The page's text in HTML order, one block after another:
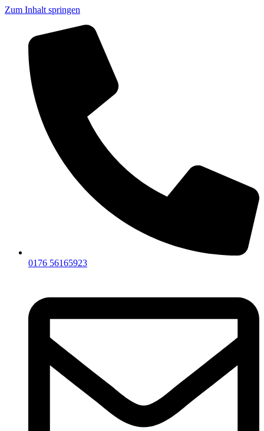
Zum Inhalt springen
0176 56165923